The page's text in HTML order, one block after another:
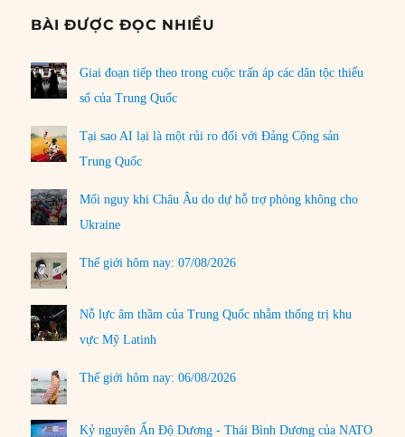
BÀI ĐƯỢC ĐỌC NHIỀU
Giai đoạn tiếp theo trong cuộc trấn áp các dân tộc thiểu
số của Trung Quốc
Tại sao AI lại là một rủi ro đối với Đảng Cộng sản
Trung Quốc
Mối nguy khi Châu Âu do dự hỗ trợ phòng không cho
Ukraine
Thế giới hôm nay: 07/08/2026
Nỗ lực âm thầm của Trung Quốc nhằm thống trị khu
vực Mỹ Latinh
Thế giới hôm nay: 06/08/2026
Kỷ nguyên Ấn Độ Dương - Thái Bình Dương của NATO